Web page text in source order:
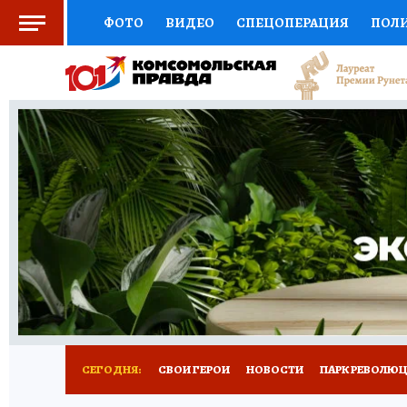
ФОТО ВИДЕО СПЕЦОПЕРАЦИЯ
СОЦПОДДЕРЖКА НАУКА СПОРТ
ВЫБОР ЭКСПЕРТОВ ДОКТОР
КНИЖНАЯ ПОЛКА ПРОГНОЗЫ НА СПОРТ
ПРЕСС-ЦЕНТР НЕДВИЖИМОСТЬ
ВСЕ О КП РАДИО КП РЕКЛАМА ТЕСТЫ
СЕГОДНЯ: СВОИ ГЕРОИ НОВОСТИ ПАРК